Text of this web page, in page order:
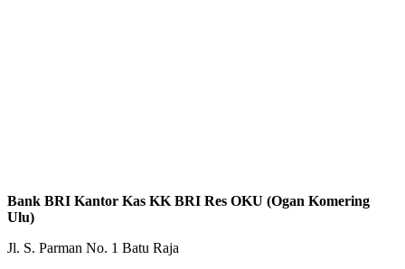
Bank BRI Kantor Kas KK BRI Res OKU (Ogan Komering
Ulu)
Jl. S. Parman No. 1 Batu Raja